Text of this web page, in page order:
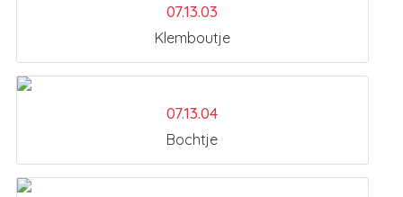
07.13.03
Klemboutje
07.13.04
Bochtje